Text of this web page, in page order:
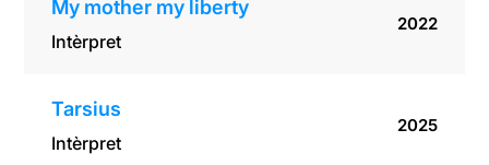
My mother my liberty
Intèrpret
2022
Tarsius
Intèrpret
2025